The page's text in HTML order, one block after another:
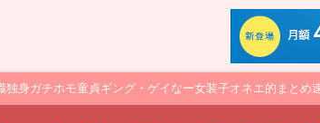
独身ガチホモ童貞ギング・ゲイなー女装子オネエ的まと